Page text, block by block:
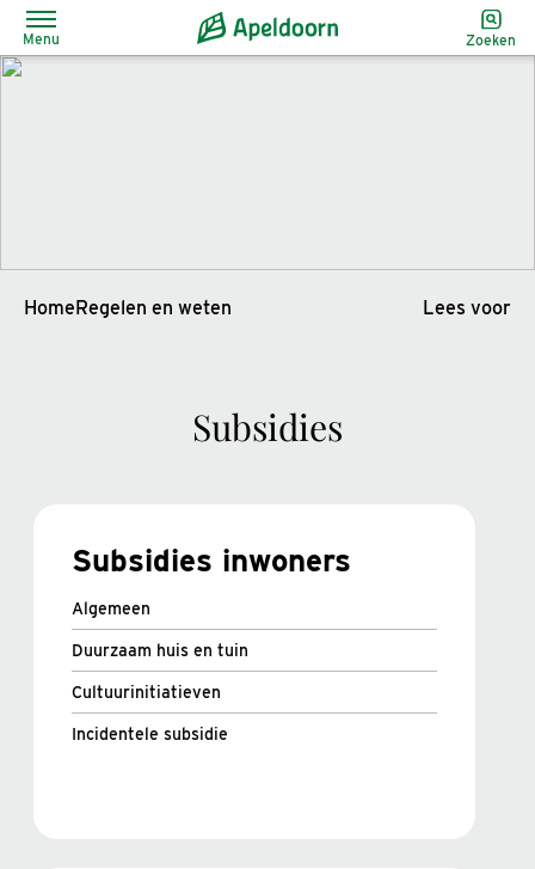
Menu Zoeken
HomeRegelen en weten Lees voor
Subsidies
Subsidies inwoners
Algemeen
Duurzaam huis en tuin
Cultuurinitiatieven
Incidentele subsidie